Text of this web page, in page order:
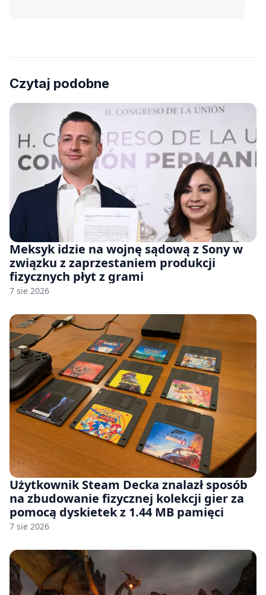
Czytaj podobne
Meksyk idzie na wojnę sądową z Sony w
związku z zaprzestaniem produkcji
fizycznych płyt z grami
7 sie 2026
Użytkownik Steam Decka znalazł sposób
na zbudowanie fizycznej kolekcji gier za
pomocą dyskietek z 1.44 MB pamięci
7 sie 2026